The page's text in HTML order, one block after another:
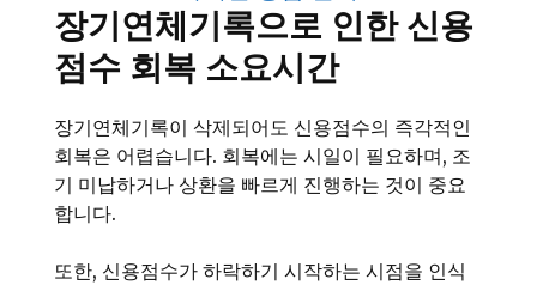
장기연체기록으로 인한 신용
점수 회복 소요시간
장기연체기록이 삭제되어도 신용점수의 즉각적인
회복은 어렵습니다. 회복에는 시일이 필요하며, 조
기 미납하거나 상환을 빠르게 진행하는 것이 중요
합니다.
또한, 신용점수가 하락하기 시작하는 시점을 인식